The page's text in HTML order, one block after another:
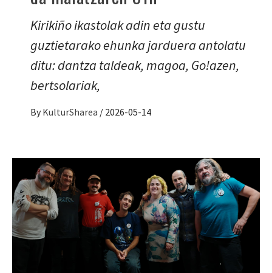
Kirikiño ikastolak adin eta gustu
guztietarako ehunka jarduera antolatu
ditu: dantza taldeak, magoa, Go!azen,
bertsolariak,
By KulturSharea / 2026-05-14